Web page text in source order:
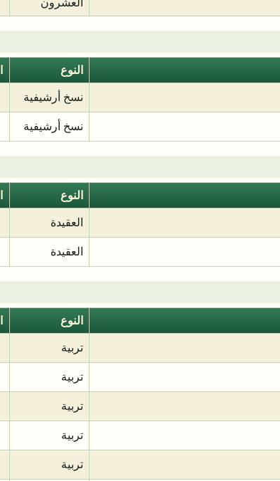
النوع
نسخ أرشيفية
نسخ أرشيفية
النوع
العقيدة
العقيدة
النوع
تربية
تربية
تربية
تربية
تربية